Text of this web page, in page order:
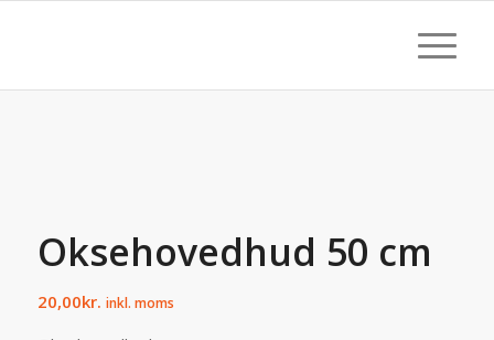
Oksehovedhud 50 cm
20,00kr. inkl. moms